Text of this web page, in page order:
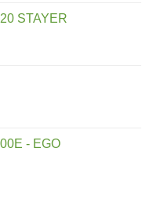
STAYER
- EGO